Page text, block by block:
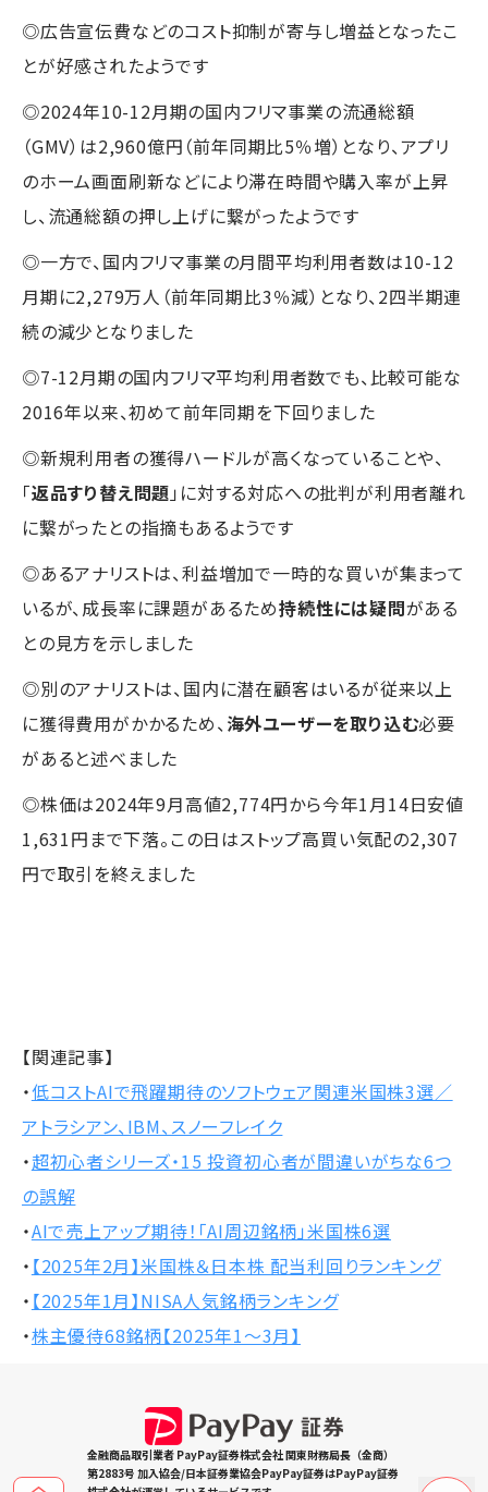
◎広告宣伝費などのコスト抑制が寄与し増益となったこ
とが好感されたようです
◎2024年10-12月期の国内フリマ事業の流通総額
（GMV）は2,960億円（前年同期比5％増）となり、アプリ
のホーム画面刷新などにより滞在時間や購入率が上昇
し、流通総額の押し上げに繋がったようです
◎一方で、国内フリマ事業の月間平均利用者数は10-12
月期に2,279万人（前年同期比3％減）となり、2四半期連
続の減少となりました
◎7-12月期の国内フリマ平均利用者数でも、比較可能な
2016年以来、初めて前年同期を下回りました
◎新規利用者の獲得ハードルが高くなっていることや、
「返品すり替え問題 」に対する対応への批判が利用者離れ
に繋がったとの指摘もあるようです
◎あるアナリストは、利益増加で一時的な買いが集まって
いるが、成長率に課題があるため持続性には疑問がある
との見方を示しました
◎別のアナリストは、国内に潜在顧客はいるが従来以上
に獲得費用がかかるため、海外ユーザーを取り込む必要
があると述べました
◎株価は2024年9月高値2,774円から今年1月14日安値
1,631円まで下落。この日はストップ高買い気配の2,307
円で取引を終えました
【関連記事】
・低コストAIで飛躍期待のソフトウェア関連米国株3選／
アトラシアン、IBM、スノーフレイク
・超初心者シリーズ・15 投資初心者が間違いがちな6つ
の誤解
・AIで売上アップ期待！「AI周辺銘柄」米国株6選
・ 【2025年2月】米国株＆日本株 配当利回りランキング
・ 【2025年1月】NISA人気銘柄ランキング
・株主優待68銘柄【2025年1～3月】
金融商品取引業者 PayPay証券株式会社 関東財務局長（金商）
第2883号 加入協会/日本証券業協会PayPay証券はPayPay証券